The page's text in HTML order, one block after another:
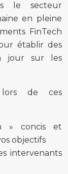
le secteur
en pleine
FinTech
établir des
jour sur les
de ces
» concis et
objectifs
intervenants